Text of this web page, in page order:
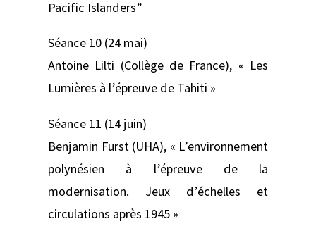
Pacific Islanders”
Séance 10 (24 mai)
Antoine Lilti (Collège de France), « Les
Lumières à l’épreuve de Tahiti »
Séance 11 (14 juin)
Benjamin Furst (UHA), « L’environnement
polynésien à l’épreuve de la
modernisation. Jeux d’échelles et
circulations après 1945 »